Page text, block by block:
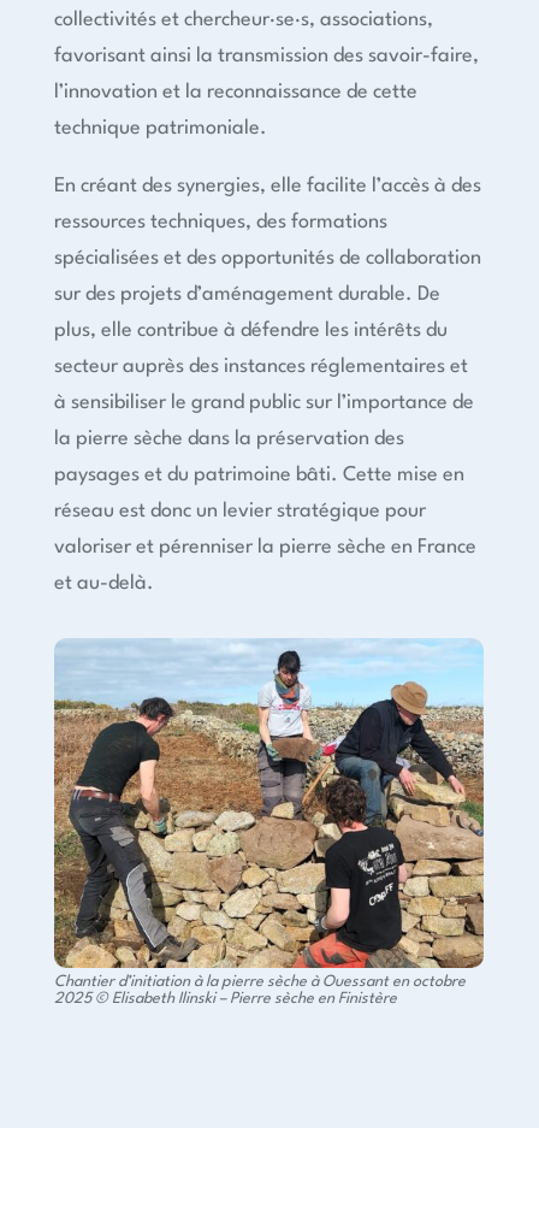
collectivités et chercheur·se·s, associations,
favorisant ainsi la transmission des savoir-faire,
l’innovation et la reconnaissance de cette
technique patrimoniale.
En créant des synergies, elle facilite l’accès à des
ressources techniques, des formations
spécialisées et des opportunités de collaboration
sur des projets d’aménagement durable. De
plus, elle contribue à défendre les intérêts du
secteur auprès des instances réglementaires et
à sensibiliser le grand public sur l’importance de
la pierre sèche dans la préservation des
paysages et du patrimoine bâti. Cette mise en
réseau est donc un levier stratégique pour
valoriser et pérenniser la pierre sèche en France
et au-delà.
Chantier d’initiation à la pierre sèche à Ouessant en octobre
2025 © Elisabeth Ilinski – Pierre sèche en Finistère